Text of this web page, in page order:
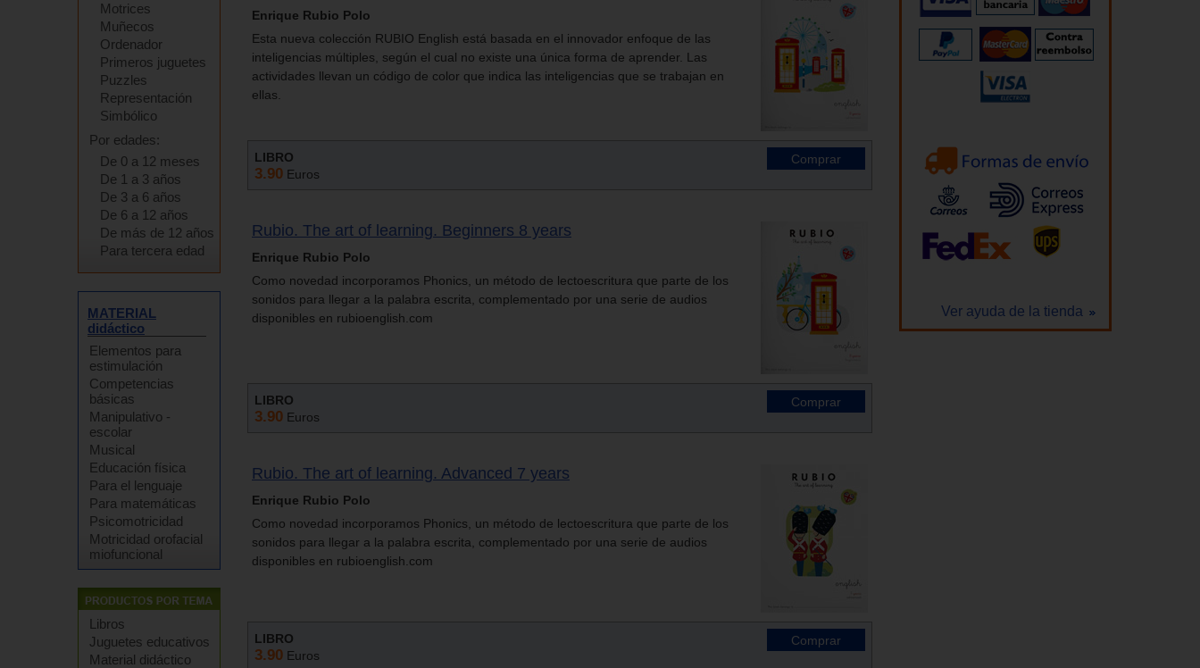
Motrices
Muñecos
Ordenador
Primeros juguetes
Puzzles
Representación
Simbólico
Por edades:
De 0 a 12 meses
De 1 a 3 años
De 3 a 6 años
De 6 a 12 años
De más de 12 años
Para tercera edad
MATERIAL
didáctico
Elementos para
estimulación
Competencias
básicas
Manipulativo -
escolar
Musical
Educación física
Para el lenguaje
Para matemáticas
Psicomotricidad
Motricidad orofacial
miofuncional
Libros
Juguetes educativos
Material didáctico
Enrique Rubio Polo
Esta nueva colección RUBIO English está basada en el innovador enfoque de las
inteligencias múltiples, según el cual no existe una única forma de aprender. Las
actividades llevan un código de color que indica las inteligencias que se trabajan en
ellas.
LIBRO
3.90 Euros
Rubio. The art of learning. Beginners 8 years
Enrique Rubio Polo
Como novedad incorporamos Phonics, un método de lectoescritura que parte de los
sonidos para llegar a la palabra escrita, complementado por una serie de audios
disponibles en rubioenglish.com
LIBRO
3.90 Euros
Rubio. The art of learning. Advanced 7 years
Enrique Rubio Polo
Como novedad incorporamos Phonics, un método de lectoescritura que parte de los
sonidos para llegar a la palabra escrita, complementado por una serie de audios
disponibles en rubioenglish.com
LIBRO
3.90 Euros
Ver ayuda de la tienda